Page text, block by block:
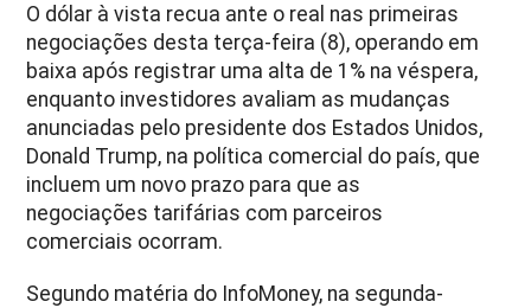
O dólar à vista recua ante o real nas primeiras
negociações desta terça-feira (8), operando em
baixa após registrar uma alta de 1% na véspera,
enquanto investidores avaliam as mudanças
anunciadas pelo presidente dos Estados Unidos,
Donald Trump, na política comercial do país, que
incluem um novo prazo para que as
negociações tarifárias com parceiros
comerciais ocorram.
Segundo matéria do InfoMoney, na segunda-